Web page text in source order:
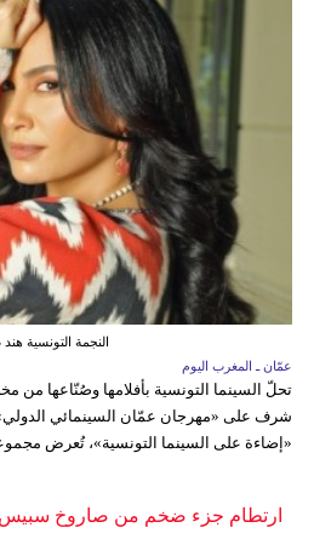
النجمة التونسية
عمّان ـ المغرب اليوم
تحلّ السينما التونسية بأفلامها وصُنّاعها من
شرف على «مهرجان عمّان السينمائي
«إضاءة على السينما التونسية»، تُعرض
ارتطام جزء ضخم من صاروخ سبيس